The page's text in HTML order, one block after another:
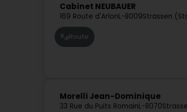
Cabinet NEUBAUER
169 Route d'ArlonL-8009Strassen
Route
Morelli Jean-Dominique
33 Rue du Puits RomainL-8070